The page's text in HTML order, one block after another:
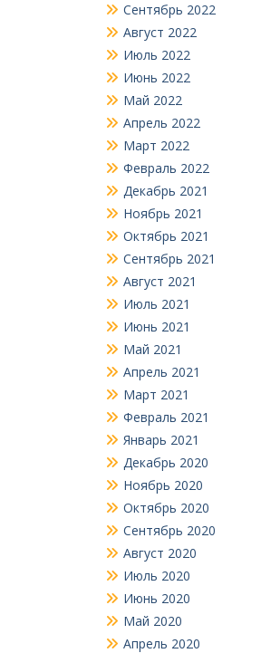
Сентябрь 2022
Август 2022
Июль 2022
Июнь 2022
Май 2022
Апрель 2022
Март 2022
Февраль 2022
Декабрь 2021
Ноябрь 2021
Октябрь 2021
Сентябрь 2021
Август 2021
Июль 2021
Июнь 2021
Май 2021
Апрель 2021
Март 2021
Февраль 2021
Январь 2021
Декабрь 2020
Ноябрь 2020
Октябрь 2020
Сентябрь 2020
Август 2020
Июль 2020
Июнь 2020
Май 2020
Апрель 2020